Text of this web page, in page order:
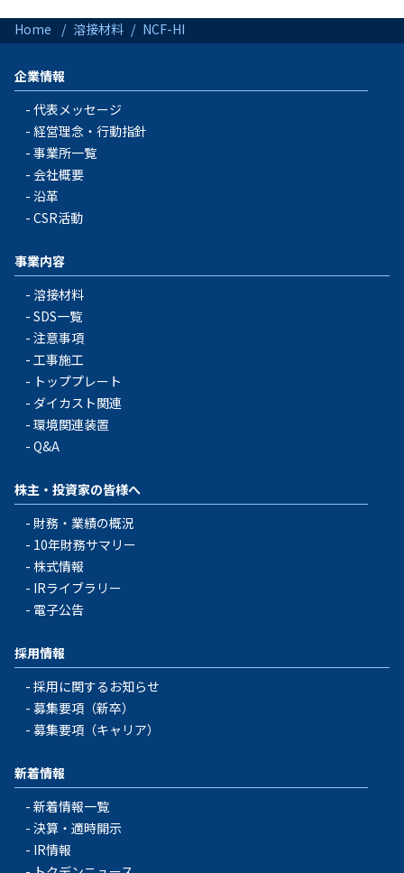
Home 溶接材料 NCF-HI
企業情報
代表メッセージ
経営理念・行動指針
事業所一覧
会社概要
沿革
CSR活動
事業内容
溶接材料
SDS一覧
注意事項
工事施工
トッププレート
ダイカスト関連
環境関連装置
Q&A
株主・投資家の皆様へ
財務・業績の概況
10年財務サマリー
株式情報
IRライブラリー
電子公告
採用情報
採用に関するお知らせ
募集要項（新卒）
募集要項（キャリア）
新着情報
新着情報一覧
決算・適時開示
IR情報